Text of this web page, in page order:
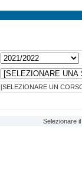
[SELEZIONARE UN
Selezionare